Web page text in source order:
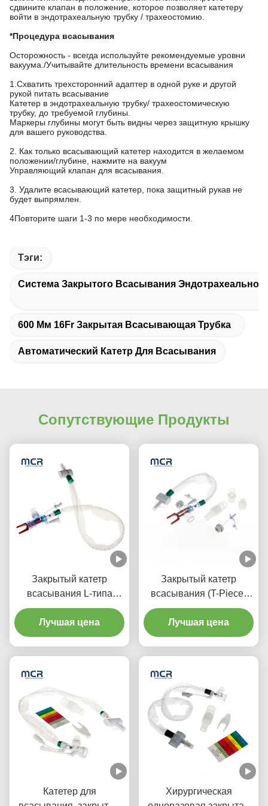
сдвините клапан в положение, которое позволяет катетеру
войти в эндотрахеальную трубку / трахеостомию.
*Процедура всасывания
Осторожность - всегда используйте рекомендуемые уровни
вакуума./Учитывайте длительность времени всасывания
1.Схватить трехсторонний адаптер в одной руке и другой
рукой питать всасывание
Катетер в эндотрахеальную трубку/ трахеостомическую
трубку, до требуемой глубины.
Маркеры глубины могут быть видны через защитную крышку
для вашего руководства.
2. Как только всасывающий катетер находится в желаемом
положении/глубине, нажмите на вакуум
Управляющий клапан для всасывания.
3. Удалите всасывающий катетер, пока защитный рукав не
будет выпрямлен.
4Повторите шаги 1-3 по мере необходимости.
Тэги:
Система Закрытого Всасывания
600 Мм 16Fr Закрытая Всасывающая Трубка
Автоматический Катетр Для Всасывания
Сопутствующие Продукты
Закрытый катетр
всасывания L-типа
Автоматическое
промывание 10fr 72h
Двойной вращающийся
Лучшая цена
Закрытый катетр
всасывания (T-Piece)
Автомобильное
промывание 72H для
взрослых
Лучшая цена
Катетер для
Хирургическая